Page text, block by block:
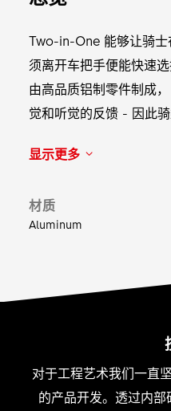
Two-in-One 能够让骑士在
须离开车把手便能快速选择正确
由高品质铝制零件制成， 每次驱动都能提供精确的触
觉和听觉的反馈 - 因此骑乘者始终了解当前的阻尼设
Swiss 避震前叉和后避震
显示更多
材质
Aluminum
对于工程艺术我们一直
的产品开发。透过内